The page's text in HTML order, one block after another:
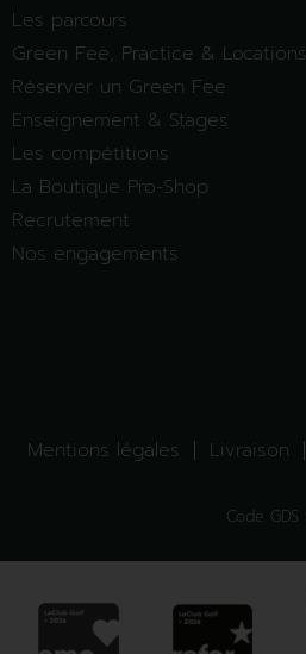
Les parcours
Green Fee, Practice & Locations
Réserver un Green Fee
Enseignement & Stages
Les compétitions
La Boutique Pro-Shop
Recrutement
Nos engagements
Mentions légales Livraison
Code GDS :